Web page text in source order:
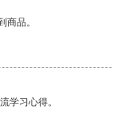
商品。
学习心得。